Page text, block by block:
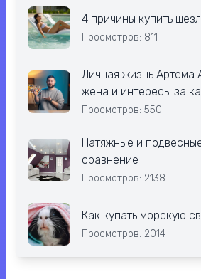
4 причины купить
Просмотров: 811
Личная жизнь Артема
жена и интересы за
Просмотров: 550
Натяжные и
сравнение
Просмотров: 2138
Как купать морскую
Просмотров: 2014